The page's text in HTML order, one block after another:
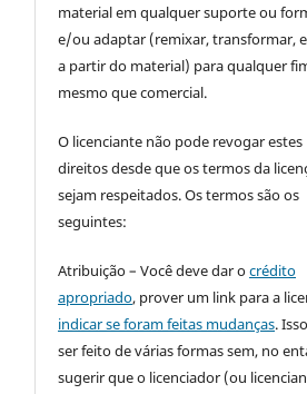
material em qualquer suporte ou
e/ou adaptar (remixar, transformar,
a partir do material) para qualquer
mesmo que comercial.
O licenciante não pode revogar estes
direitos desde que os termos da
sejam respeitados. Os termos são os
seguintes:
Atribuição – Você deve dar ocrédito
apropriado, prover um link para a
indicar se foram feitas mudanças.
ser feito de várias formas sem, no
sugerir que o licenciador (ou